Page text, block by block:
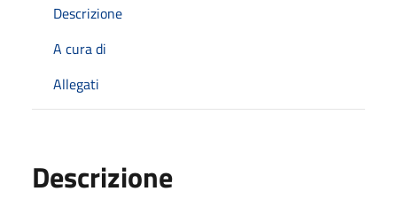
Descrizione
A cura di
Allegati
Descrizione